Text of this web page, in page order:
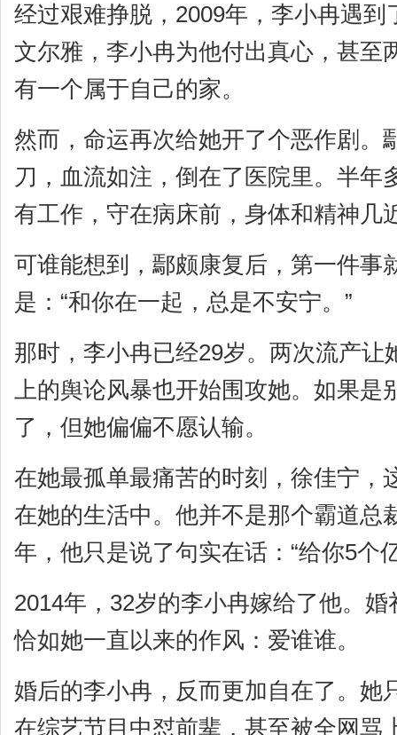
经过艰难挣脱，2009年，李小冉遇
文尔雅，李小冉为他付出真心，甚至
有一个属于自己的家。
然而，命运再次给她开了个恶作剧。
刀，血流如注，倒在了医院里。半年
有工作，守在病床前，身体和精神几
可谁能想到，鄢颇康复后，第一件事
是：“和你在一起，总是不安宁。”
那时，李小冉已经29岁。两次流产让
上的舆论风暴也开始围攻她。如果是
了，但她偏偏不愿认输。
在她最孤单最痛苦的时刻，徐佳宁，
在她的生活中。他并不是那个霸道总
年，他只是说了句实在话：“给你5个
2014年，32岁的李小冉嫁给了他。
恰如她一直以来的作风：爱谁谁。
婚后的李小冉，反而更加自在了。她
在综艺节目中怼前辈，甚至被全网骂